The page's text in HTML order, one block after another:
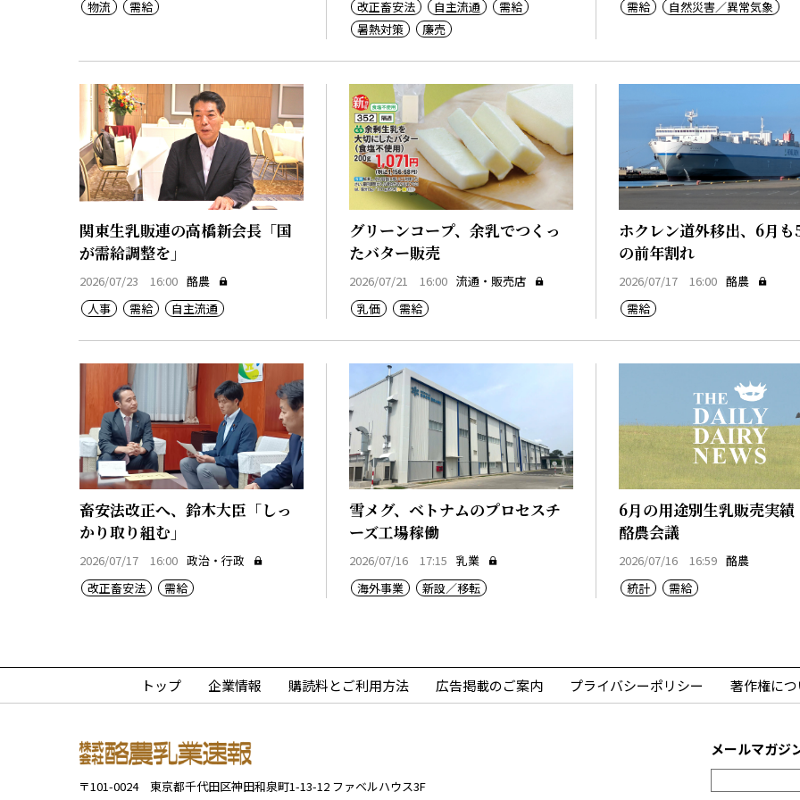
物流 需給 改正畜安法 自主流通
需給
暑熱対策
廉売
需給 自然災害／異常気象
関東生乳販連の高橋新会長「国
が需給調整を」
2026/07/23 16:00 酪農
人事
需給 自主流通
グリーンコープ、余乳でつくっ
たバター販売
2026/07/21 16:00 流通・販売店
乳価
需給
ホクレン道外移出、6月も
の前年割れ
2026/07/17 16:00 酪農
需給
畜安法改正へ、鈴木大臣「しっ
かり取り組む」
2026/07/17 16:00 政治・行政
改正畜安法
需給
雪メグ、ベトナムのプロセスチ
ーズ工場稼働
2026/07/16 17:15 乳業
海外事業
新設／移転
6月の用途別生乳販売実績
酪農会議
2026/07/16 16:59 酪農
統計
需給
トップ 企業情報 購読料とご利用方法 広告掲載のご案内 プライバシーポリシー 著作権に
〒101-0024 東京都千代田区神田和泉町1-13-12 ファベルハウス3F
メールマガジ